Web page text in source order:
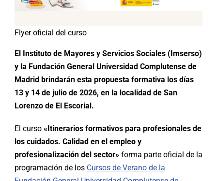
Flyer oficial del curso
El Instituto de Mayores y Servicios Sociales (Imserso)
y la Fundación General Universidad Complutense de
Madrid brindarán esta propuesta formativa los días
13 y 14 de julio de 2026, en la localidad de San
Lorenzo de El Escorial.
El curso «Itinerarios formativos para profesionales de
los cuidados. Calidad en el empleo y
profesionalización del sector» forma parte oficial de la
programación de los Cursos de Verano de la